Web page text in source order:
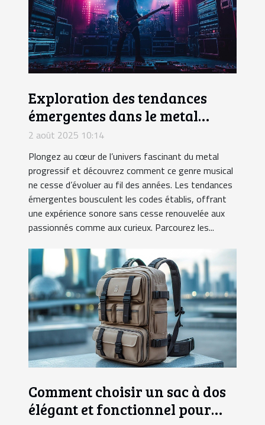
Exploration des tendances
émergentes dans le metal
progressif
2 août 2025 10:14
Plongez au cœur de l’univers fascinant du metal
progressif et découvrez comment ce genre musical
ne cesse d’évoluer au fil des années. Les tendances
émergentes bousculent les codes établis, offrant
une expérience sonore sans cesse renouvelée aux
passionnés comme aux curieux. Parcourez les...
Comment choisir un sac à dos
élégant et fonctionnel pour